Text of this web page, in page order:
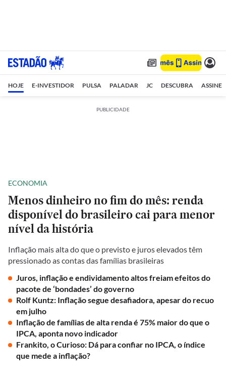
HOJE E-INVESTIDOR PULSA PALADAR JC DESCUBRA ASSINE
PUBLICIDADE
ECONOMIA
Menos dinheiro no fim do mês: renda
disponível do brasileiro cai para menor
nível da história
Inflação mais alta do que o previsto e juros elevados têm
pressionado as contas das famílias brasileiras
Juros, inflação e endividamento altos freiam efeitos do
pacote de ‘bondades’ do governo
Rolf Kuntz: Inflação segue desafiadora, apesar do recuo
em julho
Inflação de famílias de alta renda é 75% maior do que o
IPCA, aponta novo indicador
Frankito, o Curioso: Dá para confiar no IPCA, o índice
que mede a inflação?